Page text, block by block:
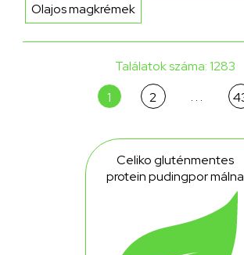
Olajos magkrémek
Találatok száma: 1283
1
2 . . .
Celiko gluténmentes
protein pudingpor málna